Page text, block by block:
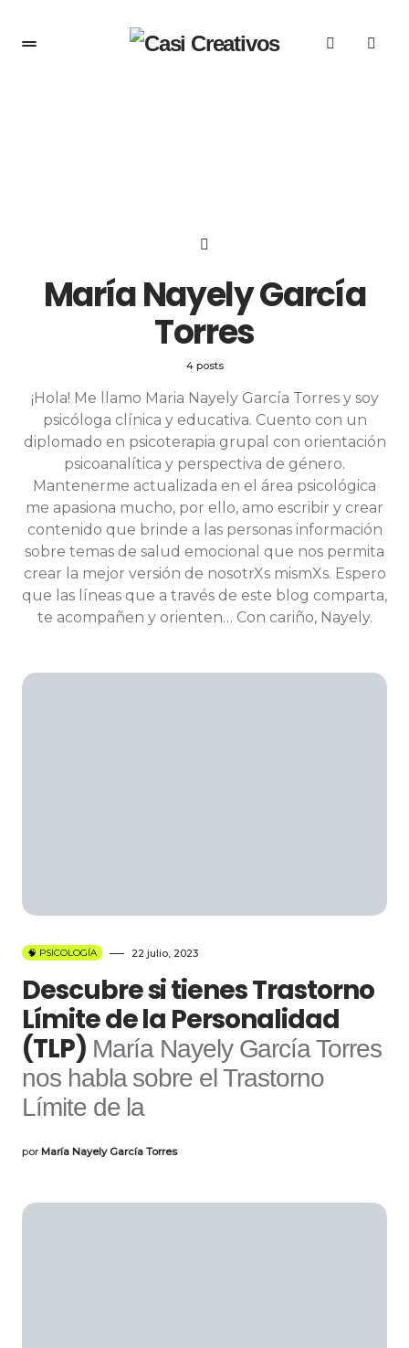
María Nayely García
Torres
4 posts
¡Hola! Me llamo Maria Nayely García Torres y soy
psicóloga clínica y educativa. Cuento con un
diplomado en psicoterapia grupal con orientación
psicoanalítica y perspectiva de género.
Mantenerme actualizada en el área psicológica
me apasiona mucho, por ello, amo escribir y crear
contenido que brinde a las personas información
sobre temas de salud emocional que nos permita
crear la mejor versión de nosotrXs mismXs. Espero
que las líneas que a través de este blog comparta,
te acompañen y orienten… Con cariño, Nayely.
🧠 PSICOLOGÍA 22 julio, 2023
Descubre si tienes Trastorno
Límite de la Personalidad
(TLP) María Nayely García Torres
nos habla sobre el Trastorno
Límite de la
por María Nayely García Torres